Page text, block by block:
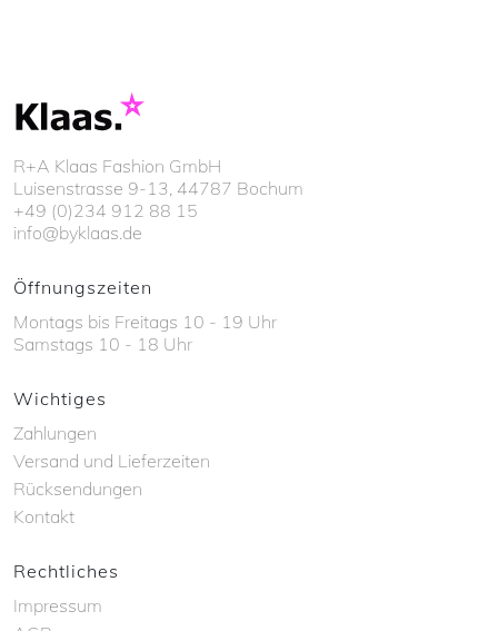
R+A Klaas Fashion GmbH
Luisenstrasse 9-13, 44787 Bochum
+49 (0)234 912 88 15
info@byklaas.de
Öffnungszeiten
Montags bis Freitags 10 - 19 Uhr
Samstags 10 - 18 Uhr
Wichtiges
Zahlungen
Versand und Lieferzeiten
Rücksendungen
Kontakt
Rechtliches
Impressum